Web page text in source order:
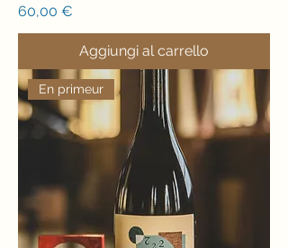
Prezzo
60,00 €
Aggiungi al carrello
En primeur